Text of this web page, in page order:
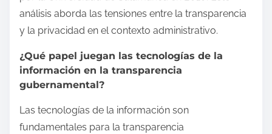
análisis aborda las tensiones entre la transparencia
y la privacidad en el contexto administrativo.
¿Qué papel juegan las tecnologías de la
información en la transparencia
gubernamental?
Las tecnologías de la información son
fundamentales para la transparencia